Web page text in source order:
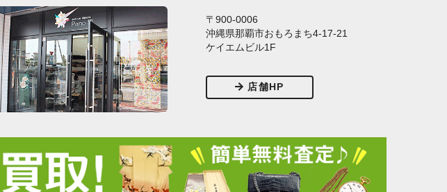
〒900-0006
沖縄県那覇市おもろまち4-17-21
ケイエムビル1F
店舗HP